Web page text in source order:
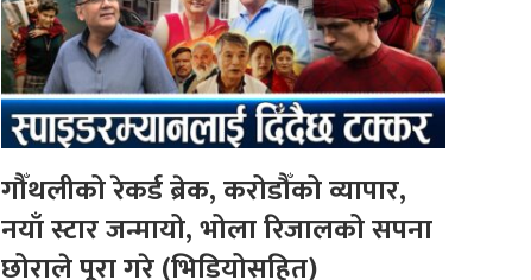
गौँथलीको रेकर्ड ब्रेक, करोडौँको व्यापार,
नयाँ स्टार जन्मायो, भोला रिजालको सपना
छोराले पूरा गरे (भिडियोसहित)